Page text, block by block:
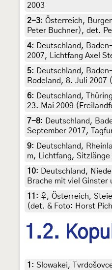
2003
2-3: Österreich,
Peter Buchner), det.
4:
Deutschland,
2007, Lichtfang Axel
5:
Deutschland,
Rodeland, 8. Juli 2007
6:
Deutschland,
23. Mai 2009
7-8:
Deutschland,
September 2017,
9:
Deutschland,
m, Lichtfang,
10:
Deutschland,
Brache mit viel Ginster
11 : ♀, Österreich,
(det. & Foto: Horst
1.2.
1 : Slowakei,